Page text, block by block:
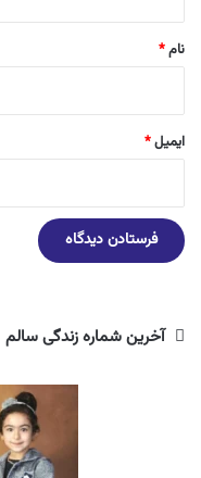
نام*
ایمیل*
آخرین شماره زندگی سالم